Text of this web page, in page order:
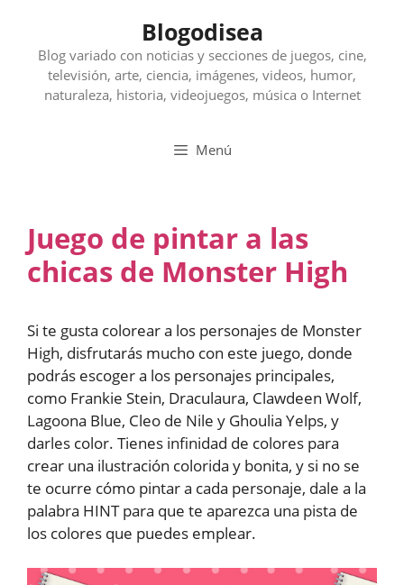
contenido
Blogodisea
Blog variado con noticias y secciones de juegos, cine,
televisión, arte, ciencia, imágenes, videos, humor,
naturaleza, historia, videojuegos, música o Internet
Menú
Juego de pintar a las
chicas de Monster High
Si te gusta colorear a los personajes de Monster
High, disfrutarás mucho con este juego, donde
podrás escoger a los personajes principales,
como Frankie Stein, Draculaura, Clawdeen Wolf,
Lagoona Blue, Cleo de Nile y Ghoulia Yelps, y
darles color. Tienes infinidad de colores para
crear una ilustración colorida y bonita, y si no se
te ocurre cómo pintar a cada personaje, dale a la
palabra HINT para que te aparezca una pista de
los colores que puedes emplear.